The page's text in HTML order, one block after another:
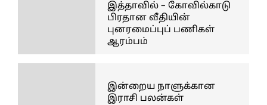
இத்தாவில் – கோவில்காடு
பிரதான வீதியின்
புனரமைப்புப் பணிகள்
ஆரம்பம்
இன்றைய நாளுக்கான
இராசி பலன்கள்